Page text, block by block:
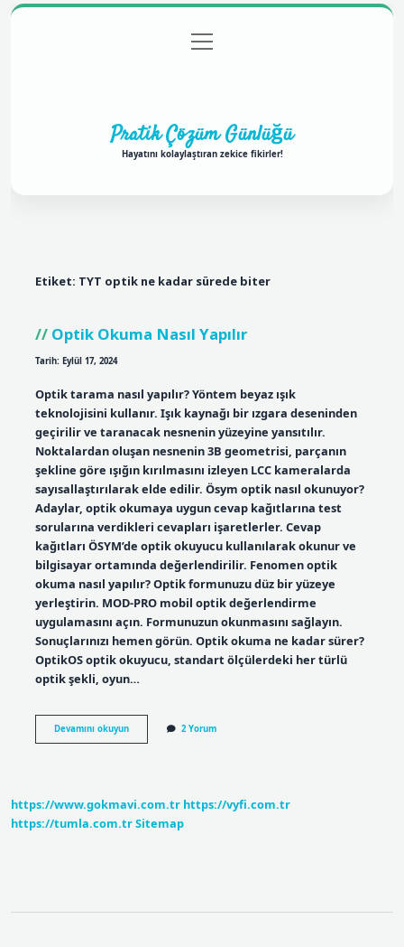
Gizlilik Politikası
menüyü
aç
Pratik Çözüm Günlüğü
Hayatını kolaylaştıran zekice fikirler!
Etiket: TYT optik ne kadar sürede biter
Optik Okuma Nasıl Yapılır
Tarih: Eylül 17, 2024
Optik tarama nasıl yapılır? Yöntem beyaz ışık
teknolojisini kullanır. Işık kaynağı bir ızgara deseninden
geçirilir ve taranacak nesnenin yüzeyine yansıtılır.
Noktalardan oluşan nesnenin 3B geometrisi, parçanın
şekline göre ışığın kırılmasını izleyen LCC kameralarda
sayısallaştırılarak elde edilir. Ösym optik nasıl okunuyor?
Adaylar, optik okumaya uygun cevap kağıtlarına test
sorularına verdikleri cevapları işaretlerler. Cevap
kağıtları ÖSYM’de optik okuyucu kullanılarak okunur ve
bilgisayar ortamında değerlendirilir. Fenomen optik
okuma nasıl yapılır? Optik formunuzu düz bir yüzeye
yerleştirin. MOD-PRO mobil optik değerlendirme
uygulamasını açın. Formunuzun okunmasını sağlayın.
Sonuçlarınızı hemen görün. Optik okuma ne kadar sürer?
OptikOS optik okuyucu, standart ölçülerdeki her türlü
optik şekli, oyun…
Devamını okuyunOptik
Okuma
2 Yorum
https://www.gokmavi.com.tr https://vyfi.com.tr
https://tumla.com.trSitemap